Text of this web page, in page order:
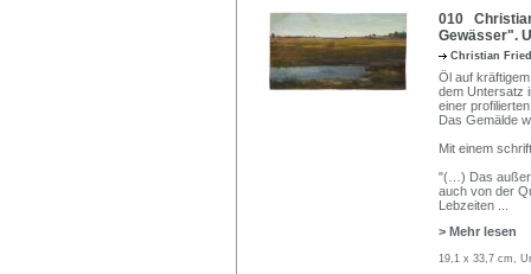
010
Gewässer".
Christian
Öl auf
dem Untersatz
einer
Das Gemälde
Mit einem
"(…) Das
auch von der
Lebzeiten
> Mehr lesen
19,1 x 33,7 cm,